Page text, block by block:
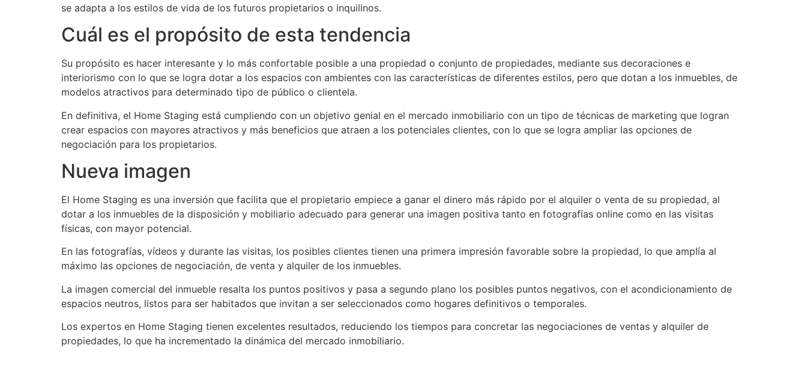
se adapta a los estilos de vida de los futuros propietarios o inquilinos.
Cuál es el propósito de esta tendencia
Su propósito es hacer interesante y lo más confortable posible a una propiedad o conjunto de propiedades, mediante sus decoraciones e
interiorismo con lo que se logra dotar a los espacios con ambientes con las características de diferentes estilos, pero que dotan a los inmuebles, de
modelos atractivos para determinado tipo de público o clientela.
En definitiva, el Home Staging está cumpliendo con un objetivo genial en el mercado inmobiliario con un tipo de técnicas de marketing que logran
crear espacios con mayores atractivos y más beneficios que atraen a los potenciales clientes, con lo que se logra ampliar las opciones de
negociación para los propietarios.
Nueva imagen
El Home Staging es una inversión que facilita que el propietario empiece a ganar el dinero más rápido por el alquiler o venta de su propiedad, al
dotar a los inmuebles de la disposición y mobiliario adecuado para generar una imagen positiva tanto en fotografías online como en las visitas
físicas, con mayor potencial.
En las fotografías, vídeos y durante las visitas, los posibles clientes tienen una primera impresión favorable sobre la propiedad, lo que amplía al
máximo las opciones de negociación, de venta y alquiler de los inmuebles.
La imagen comercial del inmueble resalta los puntos positivos y pasa a segundo plano los posibles puntos negativos, con el acondicionamiento de
espacios neutros, listos para ser habitados que invitan a ser seleccionados como hogares definitivos o temporales.
Los expertos en Home Staging tienen excelentes resultados, reduciendo los tiempos para concretar las negociaciones de ventas y alquiler de
propiedades, lo que ha incrementado la dinámica del mercado inmobiliario.